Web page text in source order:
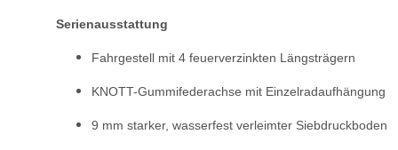
Serienausstattung
Fahrgestell mit 4 feuerverzinkten Längsträgern
KNOTT-Gummifederachse mit Einzelradaufhängung
9 mm starker, wasserfest verleimter Siebdruckboden